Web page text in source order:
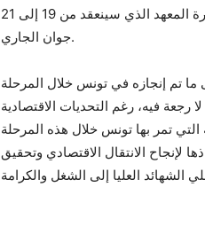
زيارة إلى تونس على رأس وفد هام بمناسبة الاجتماع السنوي لمجلس إدارة المعهد الذي سينعقد من 19 إلى 21
جوان الجاري.
ما تم إنجازه في تونس خلال المرحلة
الديمقراطي الذي توخته بلادنا منذ 2011 خيار ثابت لا رجعة فيه، رغم التحديات الاقتصادية
لإنجاح الانتقال الاقتصادي وتحقيق